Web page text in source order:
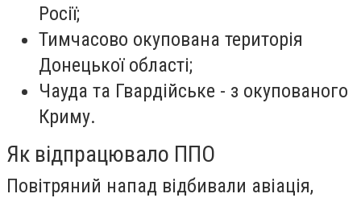
Росії;
Тимчасово окупована територія
Донецької області;
Чауда та Гвардійське - з окупованого
Криму.
Як відпрацювало ППО
Повітряний напад відбивали авіація,